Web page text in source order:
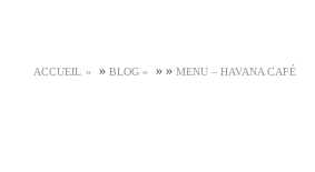
ACCUEIL » BLOG » » MENU – HAVANA CAFÉ